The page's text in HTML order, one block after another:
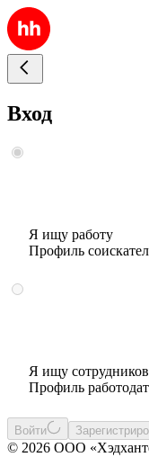
Вход
Я ищу работу
Профиль
Я ищу сотрудников
Профиль
Войти
© 2026 ООО